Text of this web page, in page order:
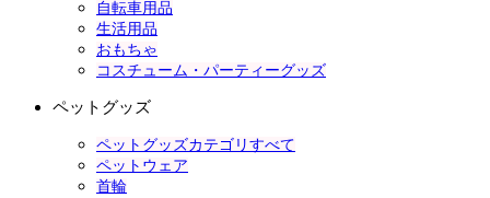
自転車用品
生活用品
おもちゃ
コスチューム・パーティーグッズ
ペットグッズ
ペットグッズカテゴリすべて
ペットウェア
首輪